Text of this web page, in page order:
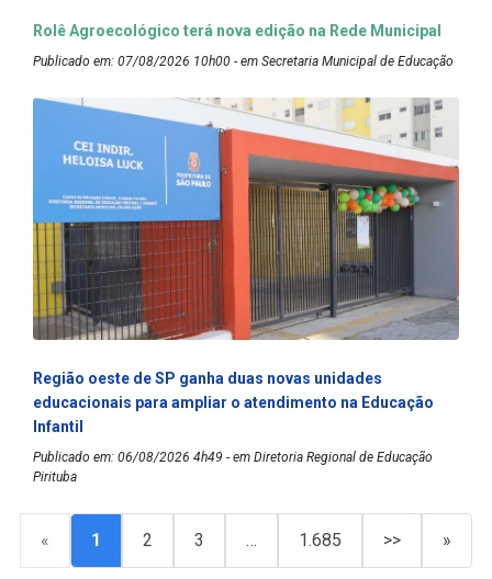
Rolê Agroecológico terá nova edição na Rede Municipal
Publicado em: 07/08/2026 10h00 - em Secretaria Municipal de Educação
Região oeste de SP ganha duas novas unidades
educacionais para ampliar o atendimento na Educação
Infantil
Publicado em: 06/08/2026 4h49 - em Diretoria Regional de Educação
Pirituba
« 1 2 3 … 1.685 >> »